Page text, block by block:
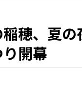
稲穂、夏
り開幕